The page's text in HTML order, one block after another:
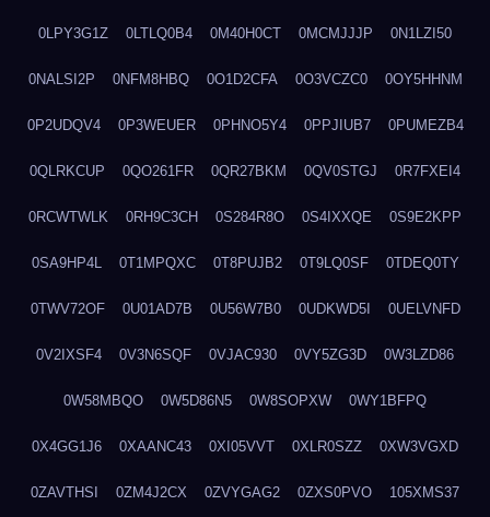
0LPY3G1Z 0LTLQ0B4 0M40H0CT 0MCMJJJP 0N1LZI50
0NALSI2P 0NFM8HBQ 0O1D2CFA 0O3VCZC0 0OY5HHNM
0P2UDQV4 0P3WEUER 0PHNO5Y4 0PPJIUB7 0PUMEZB4
0QLRKCUP 0QO261FR 0QR27BKM 0QV0STGJ 0R7FXEI4
0RCWTWLK 0RH9C3CH 0S284R8O 0S4IXXQE 0S9E2KPP
0SA9HP4L 0T1MPQXC 0T8PUJB2 0T9LQ0SF 0TDEQ0TY
0TWV72OF 0U01AD7B 0U56W7B0 0UDKWD5I 0UELVNFD
0V2IXSF4 0V3N6SQF 0VJAC930 0VY5ZG3D 0W3LZD86
0W58MBQO 0W5D86N5 0W8SOPXW 0WY1BFPQ
0X4GG1J6 0XAANC43 0XI05VVT 0XLR0SZZ 0XW3VGXD
0ZAVTHSI 0ZM4J2CX 0ZVYGAG2 0ZXS0PVO 105XMS37